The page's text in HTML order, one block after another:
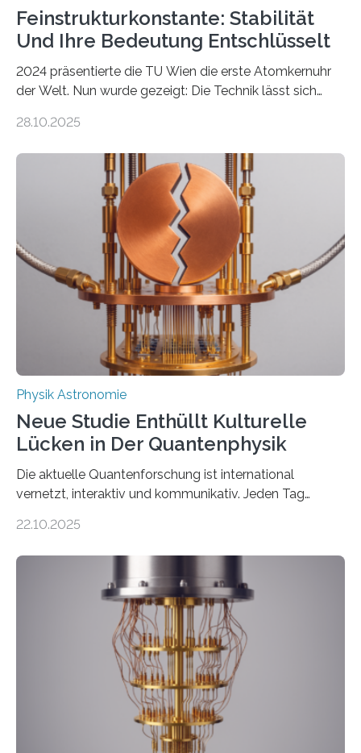
Feinstrukturkonstante: Stabilität
Und Ihre Bedeutung Entschlüsselt
2024 präsentierte die TU Wien die erste Atomkernuhr
der Welt. Nun wurde gezeigt: Die Technik lässt sich
fundamentalen Physik nachzugehen. Thorium-
Messungen verwenden. Das hatte man jahrzehntelang
vermutet, weltweit war nach den passenden
Atomkern-Zuständen gesucht worden, 2024 gelang
einem Team der TU Wien mit Unterstützung
internationaler Partner der entscheidende Durchbruch:
Der lange diskutierte Thorium-Kernübergang wurde
gefunden. Kurz darauf konnte man zeigen, dass sich
Thorium tatsächlich nutzen lässt, um hochpräzise…
28.10.2025
Physik Astronomie
Neue Studie Enthüllt Kulturelle
Lücken in Der Quantenphysik
Die aktuelle Quantenforschung ist international
vernetzt, interaktiv und kommunikativ. Jeden Tag
oft von Autor*innen, die eng zusammenarbeiten. Neue
werden schnell weiterentwickelt. Dies ist der Alltag in
der Forschung der Quantentheorie, die dieses Jahr 100
Jahre alt geworden ist, weshalb die UNESCO 2025 zum
Internationalen Jahr der Quantenwissenschaft und -
technologie ausgerufen hat. Doch nun hat eine
internationale Forschungsgruppe um den
22.10.2025